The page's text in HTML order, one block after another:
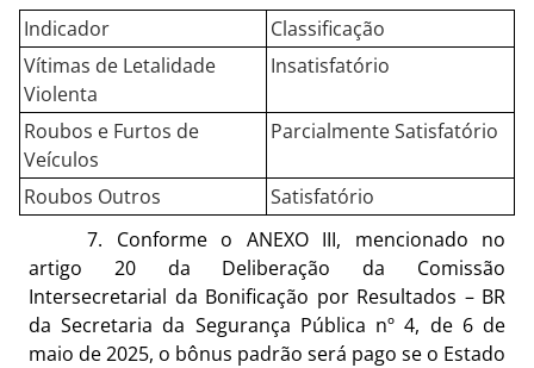
Indicador
Classificação
Vítimas de Letalidade
Violenta
Insatisfatório
Roubos e Furtos de
Veículos
Parcialmente Satisfatório
Roubos Outros
Satisfatório
7. Conforme o ANEXO III, mencionado no
artigo 20 da Deliberação da Comissão
Intersecretarial da Bonificação por Resultados – BR
da Secretaria da Segurança Pública nº 4, de 6 de
maio de 2025, o bônus padrão será pago se o Estado